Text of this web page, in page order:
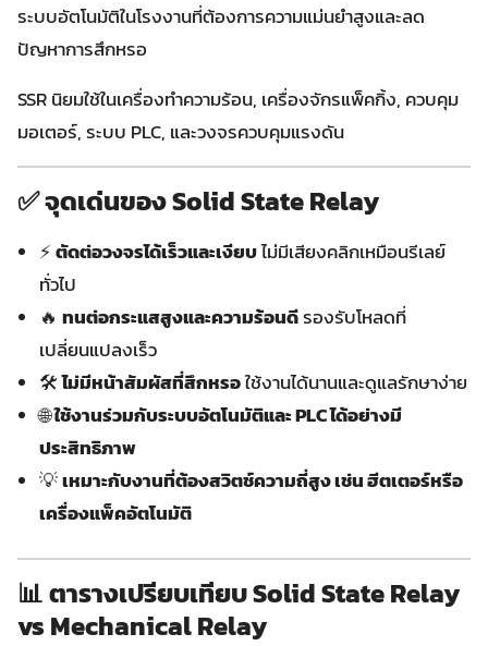
ระบบอัตโนมัติในโรงงานที่ต้องการความแม่นยำสูงและลด
ปัญหาการสึกหรอ
SSR นิยมใช้ในเครื่องทำความร้อน, เครื่องจักรแพ็คกิ้ง, ควบคุม
มอเตอร์, ระบบ PLC, และวงจรควบคุมแรงดัน
✅ จุดเด่นของ Solid State Relay
⚡ตัดต่อวงจรได้เร็วและเงียบไม่มีเสียงคลิกเหมือนรีเลย์
ทั่วไป
🔥ทนต่อกระแสสูงและความร้อนดีรองรับโหลดที่
เปลี่ยนแปลงเร็ว
🛠️ไม่มีหน้าสัมผัสที่สึกหรอใช้งานได้นานและดูแลรักษาง่าย
🌐ใช้งานร่วมกับระบบอัตโนมัติและ PLC ได้อย่างมี
ประสิทธิภาพ
💡เหมาะกับงานที่ต้องสวิตช์ความถี่สูง เช่น ฮีตเตอร์หรือ
เครื่องแพ็คอัตโนมัติ
📊 ตารางเปรียบเทียบ Solid State Relay
vs Mechanical Relay